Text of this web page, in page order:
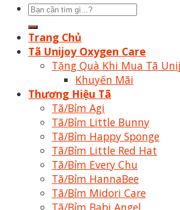
Tìm
kiếm:
Trang Chủ
Tã Unijoy Oxygen Care
Tặng Quà Khi Mua Tã
Khuyến Mãi
Thương Hiệu Tã
Tã/Bỉm Agi
Tã/Bỉm Little Bunny
Tã/Bỉm Happy Sponge
Tã/Bỉm Little Red Hat
Tã/Bỉm Every Chu
Tã/Bỉm HannaBee
Tã/Bỉm Midori Care